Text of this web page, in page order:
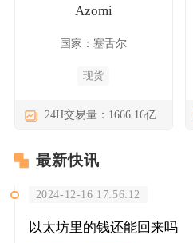
Azomi
国家：塞舌尔
现货
24H交易量：1666.16亿
最新快讯
2024-12-16 17:56:12
以太坊里的钱还能回来吗